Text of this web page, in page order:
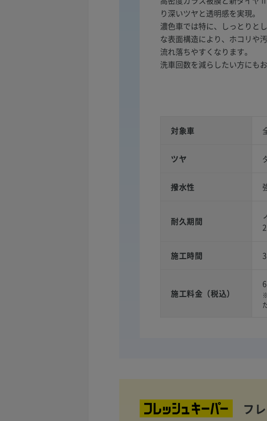
り深いツヤと透明感を実現。
濃色車では特に、しっとりと
な表面構造により、ホコリや
流れ落ちやすくなります。
洗車回数を減らしたい方にもお
対象車
ツヤ
撥水性
耐久期間
施工時間
施工料金（税込）
フ